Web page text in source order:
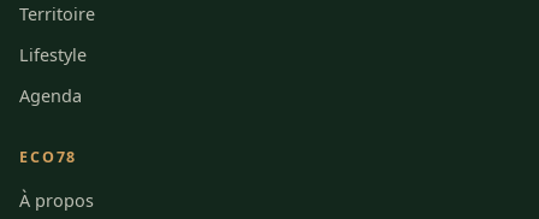
Territoire
Lifestyle
Agenda
ECO78
À propos